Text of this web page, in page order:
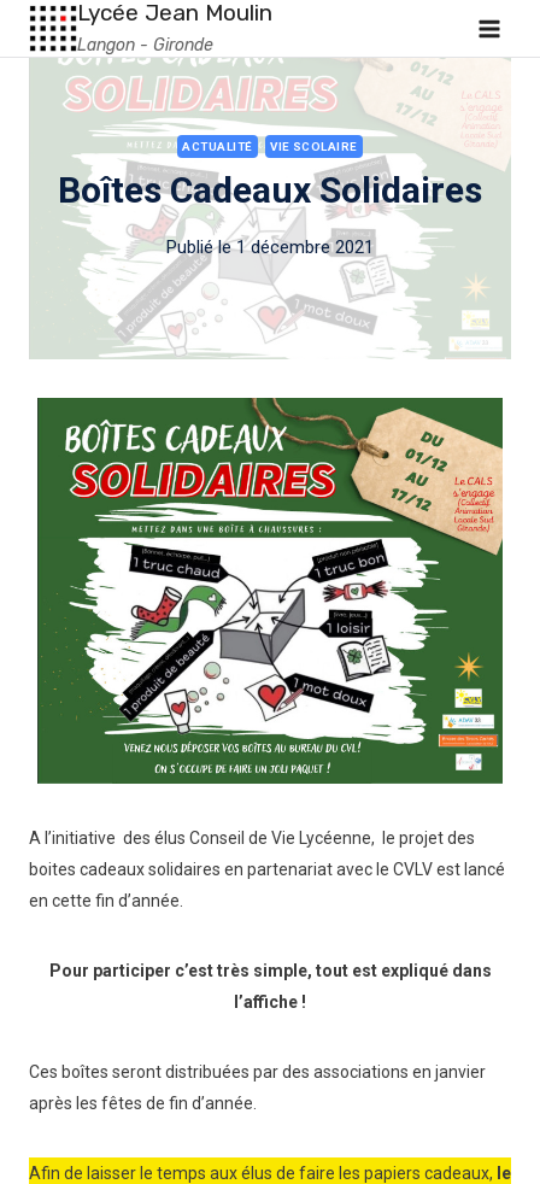
Lycée Jean Moulin
Langon - Gironde
ACTUALITÉ VIE SCOLAIRE
Boîtes Cadeaux Solidaires
Publié le1 décembre 2021
A l’initiative des élus Conseil de Vie Lycéenne, le projet des
boites cadeaux solidaires en partenariat avec le CVLV est lancé
en cette fin d’année.
Pour participer c’est très simple, tout est expliqué dans
l’affiche !
Ces boîtes seront distribuées par des associations en janvier
après les fêtes de fin d’année.
Afin de laisser le temps aux élus de faire les papiers cadeaux, le